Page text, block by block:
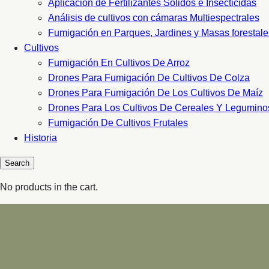
Aplicacion de Fertilizantes Sólidos e Insecticidas
Análisis de cultivos con cámaras Multiespectrales
Fumigación en Parques, Jardines y Masas
Cultivos
Fumigación En Cultivos De Arroz
Drones Para Fumigación De Cultivos De Colza
Drones Para Fumigación De Los Cultivos De Maíz
Drones Para Los Cultivos De Cereales Y
Fumigación De Cultivos Frutales
Historia
No products in the cart.